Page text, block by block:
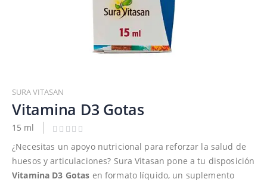
al
comienzo
de
la
galería
de
imágenes
SURA VITASAN
Vitamina D3 Gotas
15 ml
¿Necesitas un apoyo nutricional para reforzar la salud de
huesos y articulaciones? Sura Vitasan pone a tu disposición
Vitamina D3 Gotas en formato líquido, un suplemento